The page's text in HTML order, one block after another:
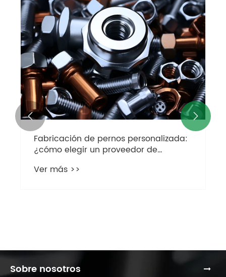
Fabricación de pernos personalizada:
¿cómo elegir un proveedor de
Ver más >>
 
Sobre nosotros